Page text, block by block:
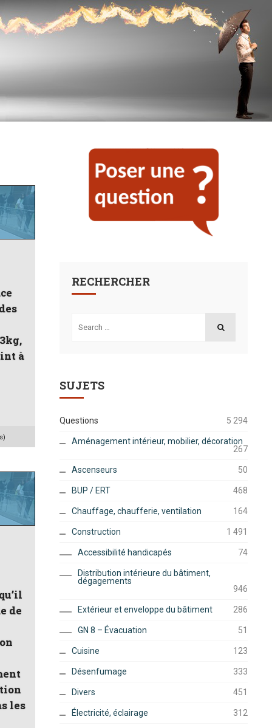
à
de
les
RECHERCHER
for:
SUJETS
Questions 5 294
Aménagement intérieur, mobilier, décoration
267
Ascenseurs 50
BUP / ERT 468
Chauffage, chaufferie, ventilation 164
Construction 1 491
Accessibilité handicapés 74
Distribution intérieure du bâtiment,
dégagements
946
Extérieur et enveloppe du bâtiment 286
GN 8 – Évacuation 51
Cuisine 123
Désenfumage 333
Divers 451
Électricité, éclairage 312